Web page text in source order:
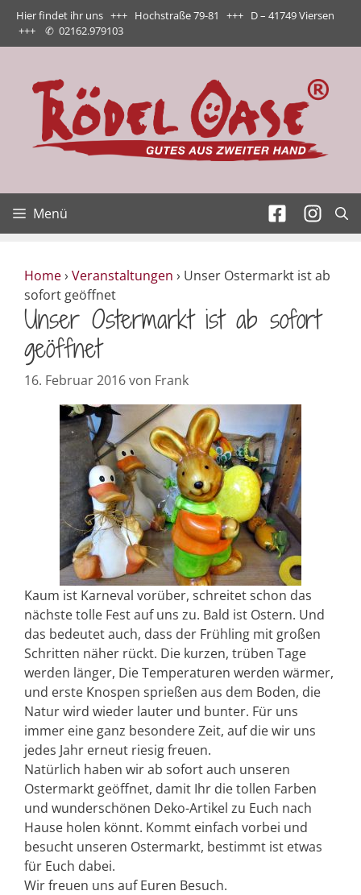
Zum
Inhalt
springen
Hier findet ihr uns +++ Hochstraße 79-81 +++ D – 41749 Viersen
+++ ✆ 02162.979103
Menü
Home› Veranstaltungen › Unser Ostermarkt ist ab
sofort geöffnet
Unser Ostermarkt ist ab sofort
geöffnet
16. Februar 2016von Frank
Kaum ist Karneval vorüber, schreitet schon das
nächste tolle Fest auf uns zu. Bald ist Ostern. Und
das bedeutet auch, dass der Frühling mit großen
Schritten näher rückt. Die kurzen, trüben Tage
werden länger, Die Temperaturen werden wärmer,
und erste Knospen sprießen aus dem Boden, die
Natur wird wieder lauter und bunter. Für uns
immer eine ganz besondere Zeit, auf die wir uns
jedes Jahr erneut riesig freuen.
Natürlich haben wir ab sofort auch unseren
Ostermarkt geöffnet, damit Ihr die tollen Farben
und wunderschönen Deko-Artikel zu Euch nach
Hause holen könnt. Kommt einfach vorbei und
besucht unseren Ostermarkt, bestimmt ist etwas
für Euch dabei.
Wir freuen uns auf Euren Besuch.